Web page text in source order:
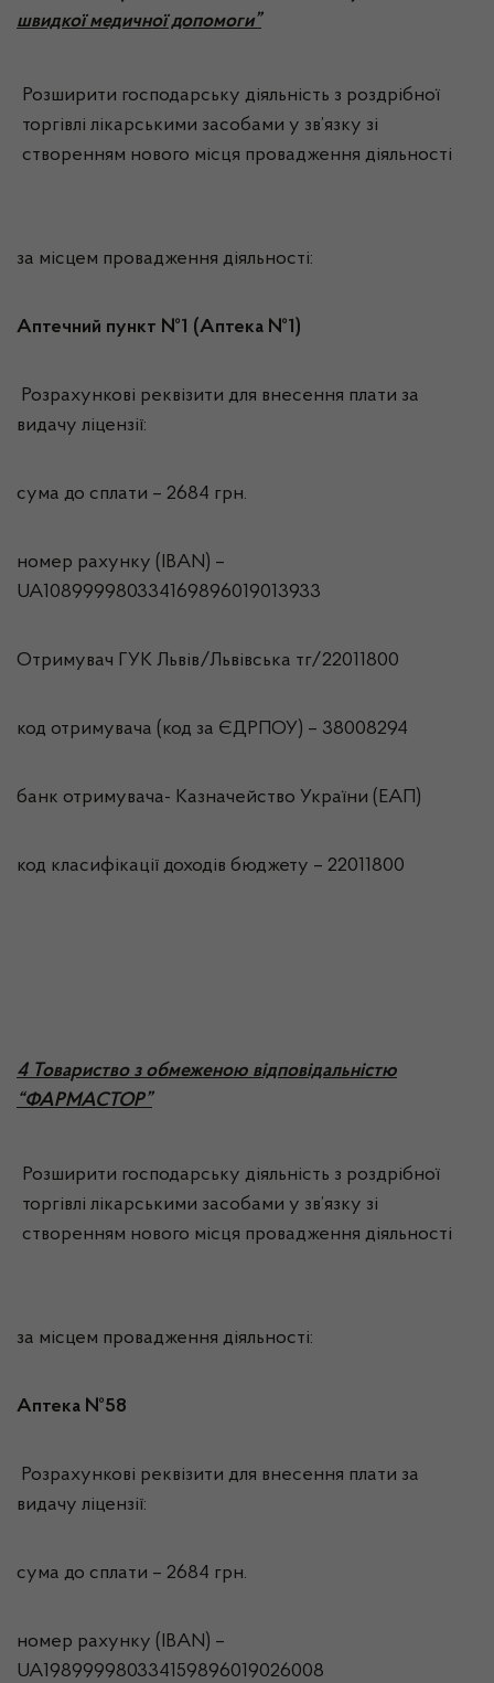
швидкої медичної допомоги”
Розширити господарську діяльність з роздрібної
торгівлі лікарськими засобами у зв’язку зі
створенням нового місця провадження діяльності
за місцем провадження діяльності:
Аптечний пункт №1 (Аптека №1)
Розрахункові реквізити для внесення плати за
видачу ліцензії:
сума до сплати – 2684 грн.
номер рахунку (IBAN) –
UA108999980334169896019013933
Отримувач ГУК Львiв/Львівська тг/22011800
код отримувача (код за ЄДРПОУ) – 38008294
банк отримувача- Казначейство України (ЕАП)
код класифікації доходів бюджету – 22011800
4 Товариство з обмеженою відповідальністю
“ФАРМАСТОР”
Розширити господарську діяльність з роздрібної
торгівлі лікарськими засобами у зв’язку зі
створенням нового місця провадження діяльності
за місцем провадження діяльності:
Аптека №58
Розрахункові реквізити для внесення плати за
видачу ліцензії:
сума до сплати – 2684 грн.
номер рахунку (IBAN) –
UA198999980334159896019026008